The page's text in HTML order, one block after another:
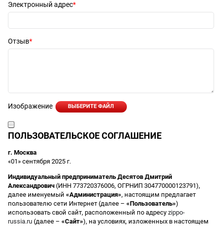
Электронный адрес
Отзыв
Изображение ВЫБЕРИТЕ ФАЙЛ
ПОЛЬЗОВАТЕЛЬСКОЕ СОГЛАШЕНИЕ
г. Москва
«01» сентября 2025 г.
Индивидуальный предприниматель Десятов Дмитрий
Александрович (ИНН 773720376006, ОГРНИП 304770000123791),
далее именуемый «Администрация», настоящим предлагает
пользователю сети Интернет (далее – «Пользователь»)
использовать свой сайт, расположенный по адресу zippo-
russia.ru (далее – «Сайт»), на условиях, изложенных в настоящем